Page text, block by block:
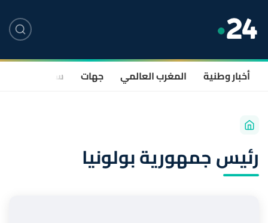
أخبار وطنية المغرب العالمي جهات سياسة
رئيس جمهورية بولونيا